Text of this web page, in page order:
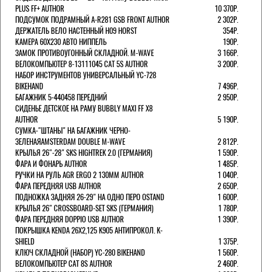
PLUS FF+ AUTHOR
10 370Р.
ПОДСУМОК ПОДРАМНЫЙ A-R281 GSB FRONT AUTHOR
2 302Р.
ДЕРЖАТЕЛЬ ВЕЛО НАСТЕННЫЙ H09 HORST
354Р.
КАМЕРА 60X230 АВТО НИППЕЛЬ
190Р.
ЗАМОК ПРОТИВОУГОННЫЙ СКЛАДНОЙ. M-WAVE
3 166Р.
ВЕЛОКОМПЬЮТЕР 8-13111045 CAT 5S AUTHOR
3 200Р.
НАБОР ИНСТРУМЕНТОВ УНИВЕРСАЛЬНЫЙ YC-728
BIKEHAND
7 496Р.
БАГАЖНИК 5-440458 ПЕРЕДНИЙ
2 950Р.
СИДЕНЬЕ ДЕТСКОЕ НА РАМУ BUBBLY MAXI FF X8
AUTHOR
5 190Р.
СУМКА-"ШТАНЫ" НА БАГАЖНИК ЧЕРНО-
ЗЕЛЕНАЯAMSTERDAM DOUBLE M-WAVE
2 812Р.
КРЫЛЬЯ 26"-28" SKS HIGHTREK 2.0 (ГЕРМАНИЯ)
1 590Р.
ФАРА И ФОНАРЬ AUTHOR
1 485Р.
РУЧКИ НА РУЛЬ AGR ERGO 2 130ММ AUTHOR
1 040Р.
ФАРА ПЕРЕДНЯЯ USB AUTHOR
2 650Р.
ПОДНОЖКА ЗАДНЯЯ 26-29" НА ОДНО ПЕРО OSTAND
1 600Р.
КРЫЛЬЯ 26" CROSSBOARD-SET SKS (ГЕРМАНИЯ)
1 780Р.
ФАРА ПЕРЕДНЯЯ DOPPIO USB AUTHOR
1 390Р.
ПОКРЫШКА KENDA 26Х2,125 K905 АНТИПРОКОЛ. K-
SHIELD
1 375Р.
КЛЮЧ СКЛАДНОЙ (НАБОР) YC-280 BIKEHAND
1 560Р.
ВЕЛОКОМПЬЮТЕР CAT 8S AUTHOR
2 460Р.